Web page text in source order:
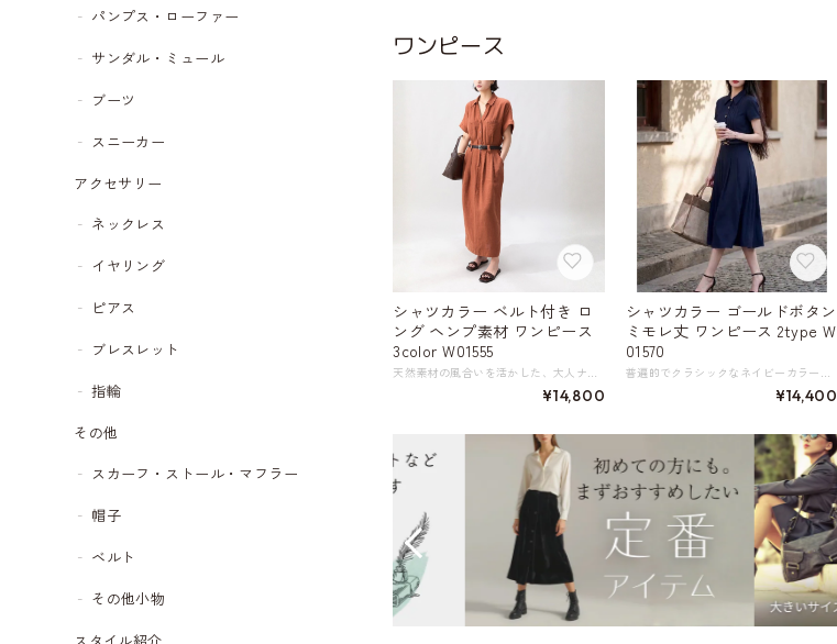
パンプス・ローファー
サンダル・ミュール
ブーツ
スニーカー
アクセサリー
ネックレス
イヤリング
ピアス
ブレスレット
指輪
その他
スカーフ・ストール・マフラー
帽子
ベルト
その他小物
スタイル紹介
ワンピース
シャツカラー ベルト付き ロ
ング ヘンプ素材 ワンピース
3color W01555
天然素材の風合いを活かした、大人ナチュラルな雰囲気のロングワンピース。 サンドウォッシュを施したこだわりのヘンプ素材は、吸湿・透湿性に優れ、暑い日でも快適な着心地をキープしてくれます。 さらに抗菌防臭、紫外線カット効果にも優れます。 ベルトでウエストマークすれば、縦長H型シルエットが完成。 リラックス感とおしゃれを両立できる一枚です。 環境に配慮した持続可能な素材であることも魅力。 強度があるため耐用性も高く、使い込むほど肌に馴染んで長くご愛用いただけます。 《カラー》 オレンジブラウン ネイビー ホワイト ※透け感はそれほどありませんが、ホワイトは肌色の下着の着用をおすすめします 《サイズ》 S : 胸囲108cm ウエスト74cm 袖丈28cm 総丈120cm M : 胸囲112cm ウエスト78cm 袖丈29cm 総丈122cm L : 胸囲116cm ウエスト82cm 袖丈30cm 総丈123.5cm XL : 胸囲120cm ウエスト86cm 袖丈31cm 総丈125cm 2XL : 胸囲124cm ウエスト90cm 袖丈32cm 総丈125cm ※採寸方法により1～3cm程度の誤差がある場合がございます。 ※モデル 身長170cm 体重53kg (B80/W66/H87) Mサイズ着用 《素材》 ヘンプ100％ ◇サイズで迷ったらこちらをチェック https://harmonique.my.canva.site/dagieuhhs-e ◇商品を購入する前にこちらの【ご購入前に必ずお読みください】をご確認の上お買い求めください。 https://shop.harmonique.net/blog/2024/06/25/010751 《注意事項》 *harmoniqueではお客様からのご注文を受け、お客様の商品を製作・取り寄せしております。 *基本的にお取り寄せ商品となるため、発送までに《1～3週間前後》お時間をいただいております。 *ご覧いただいているPCやスマートフォンの画面により実物と多少色合いが異なる場合がございます。 *イメージ違いやサイズ違い等、その他お客様都合によりますキャンセル・返品交換はご遠慮ください。 トップページはこちら https://shop.harmonique.net/
¥14,800
シャツカラー ゴールドボタン
ミモレ丈 ワンピース 2type W
01570
普遍的でクラシックなネイビーカラーに、ゴールドのボタンが映えるデザイン。 襟元とフロントのピンタックが、シンプルながらもリュクスな雰囲気を醸し出します。 ベルトでウエストをマークすれば、メリハリのあるシルエットが完成。 膝下丈のフレアスカートは上品な揺れ感を演出し、エレガントな着こなしを叶えます。 一枚でコーディネートが完成する、着回し力抜群の一枚。 《カラー》 ネイビー 《サイズ》 《半袖》 S : 肩幅37cm 胸囲87cm ウエスト71cm 着丈105cm 袖丈15cm M : 肩幅38cm 胸囲91cm ウエスト75cm 着丈106cm 袖丈15.5cm L : 肩幅39cm 胸囲95cm ウエスト79cm 着丈107cm 袖丈16cm XL : 肩幅40cm 胸囲99cm ウエスト83cm 着丈108cm 袖丈16.5cm 2XL : 肩幅41cm 胸囲103cm ウエスト87cm 着丈109cm 袖丈17cm 《長袖》 S : 肩幅37cm 胸囲87cm ウエスト71cm 着丈105cm 袖丈54cm M : 肩幅38cm 胸囲91cm ウエスト75cm 着丈106cm 袖丈54.5cm L : 肩幅39cm 胸囲95cm ウエスト79cm 着丈107cm 袖丈55cm XL : 肩幅40cm 胸囲99cm ウエスト83cm 着丈108cm 袖丈55.5cm 2XL : 肩幅41cm 胸囲103cm ウエスト87cm 着丈109cm 袖丈56cm ※採寸方法により1～3cm程度の誤差がある場合がございます。 ※モデル 身長171cm (B84/W65/H89) Mサイズ着用 《素材》 表地・裏地／ポリエステル100％ ◇サイズで迷ったらこちらをチェック https://harmonique.my.canva.site/dagieuhhs-e ◇商品を購入する前にこちらの【ご購入前に必ずお読みください】をご確認の上お買い求めください。 https://shop.harmonique.net/blog/2024/06/25/010751 《注意事項》 *harmoniqueではお客様からのご注文を受け、お客様の商品を製作・取り寄せしております。 *基本的にお取り寄せ商品となるため、発送までに《1～3週間前後》お時間をいただいております。 *ご覧いただいているPCやスマートフォンの画面により実物と多少色合いが異なる場合がございます。 *イメージ違いやサイズ違い等、その他お客様都合によりますキャンセル・返品交換はご遠慮ください。 トップページはこちら https://shop.harmonique.net/
¥14,400